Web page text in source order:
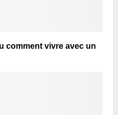
comment vivre avec un